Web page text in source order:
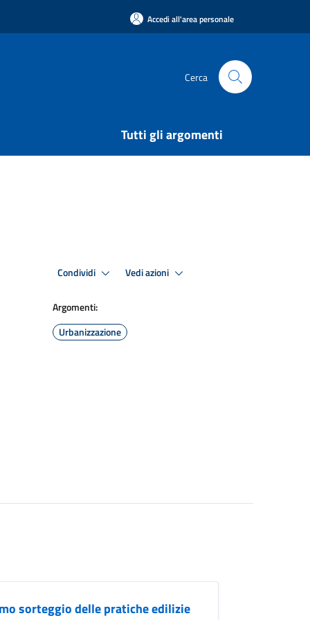
Accedi all'area personale
Cerca
Tutti gli argomenti
Condividi Vedi azioni
Argomenti:
Urbanizzazione
sorteggio delle pratiche edilizie